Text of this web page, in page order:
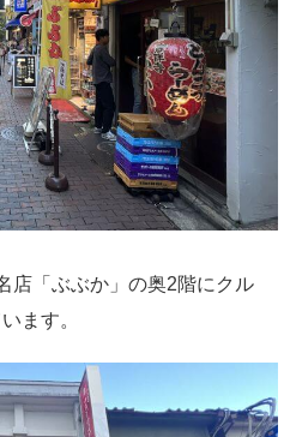
店「ぶぶか」の奥2階にクル
ます。